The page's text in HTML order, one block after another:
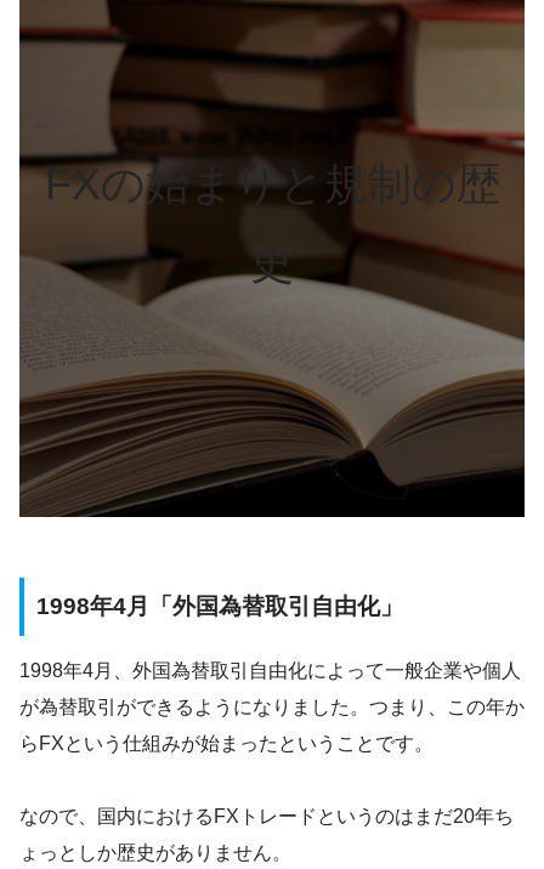
FXの始まりと規制の歴
史
1998年4月「外国為替取引自由化」
1998年4月、外国為替取引自由化によって一般企業や個人
が為替取引ができるようになりました。つまり、この年か
らFXという仕組みが始まったということです。
なので、国内におけるFXトレードというのはまだ20年ち
ょっとしか歴史がありません。